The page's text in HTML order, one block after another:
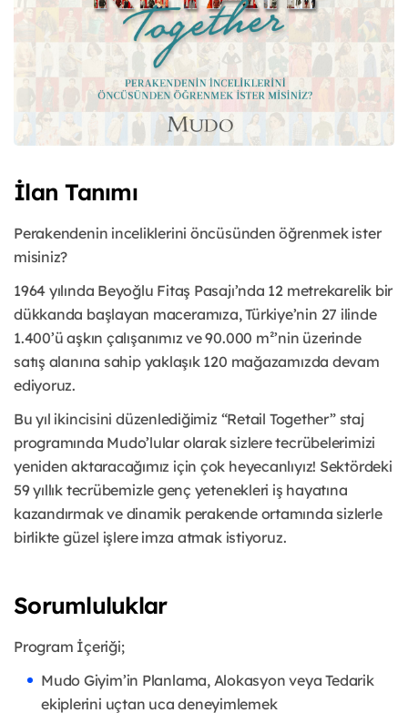
İlan Tanımı
Perakendenin inceliklerini öncüsünden öğrenmek ister
misiniz?
1964 yılında Beyoğlu Fitaş Pasajı’nda 12 metrekarelik bir
dükkanda başlayan maceramıza, Türkiye’nin 27 ilinde
1.400’ü aşkın çalışanımız ve 90.000 m²’nin üzerinde
satış alanına sahip yaklaşık 120 mağazamızda devam
ediyoruz.
Bu yıl ikincisini düzenlediğimiz “Retail Together” staj
programında Mudo’lular olarak sizlere tecrübelerimizi
yeniden aktaracağımız için çok heyecanlıyız! Sektördeki
59 yıllık tecrübemizle genç yetenekleri iş hayatına
kazandırmak ve dinamik perakende ortamında sizlerle
birlikte güzel işlere imza atmak istiyoruz.
Sorumluluklar
Program İçeriği;
Mudo Giyim’in Planlama, Alokasyon veya Tedarik
ekiplerini uçtan uca deneyimlemek